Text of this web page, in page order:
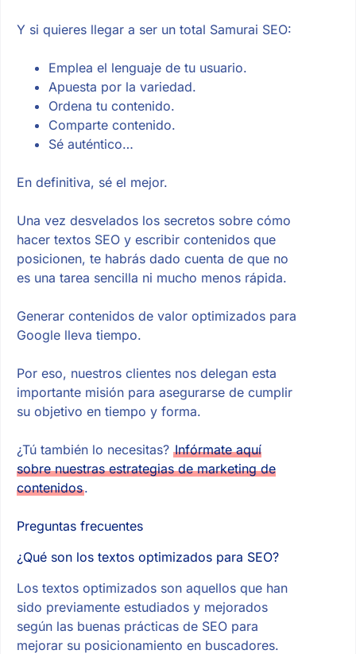
Y si quieres llegar a ser un total Samurai SEO:
Emplea el lenguaje de tu usuario.
Apuesta por la variedad.
Ordena tu contenido.
Comparte contenido.
Sé auténtico…
En definitiva, sé el mejor.
Una vez desvelados los secretos sobre cómo
hacer textos SEO y escribir contenidos que
posicionen, te habrás dado cuenta de que no
es una tarea sencilla ni mucho menos rápida.
Generar contenidos de valor optimizados para
Google lleva tiempo.
Por eso, nuestros clientes nos delegan esta
importante misión para asegurarse de cumplir
su objetivo en tiempo y forma.
¿Tú también lo necesitas? Infórmate aquí
sobre nuestras estrategias de marketing de
contenidos.
Preguntas frecuentes
¿Qué son los textos optimizados para SEO?
Los textos optimizados son aquellos que han
sido previamente estudiados y mejorados
según las buenas prácticas de SEO para
mejorar su posicionamiento en buscadores.